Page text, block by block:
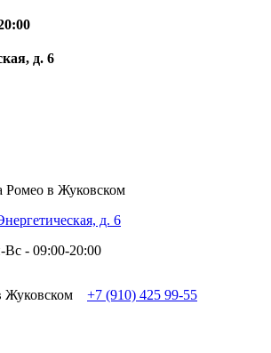
д. 6
Ромео в Жуковском
д. 6
- 09:00-20:00
+7 (910) 425 99-55